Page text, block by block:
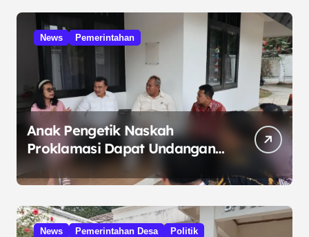
News Pemerintahan
Anak Pengetik Naskah
Proklamasi Dapat Undangan
HUT RI dari Presiden
Prabowo
News Pemerintahan Desa Politik